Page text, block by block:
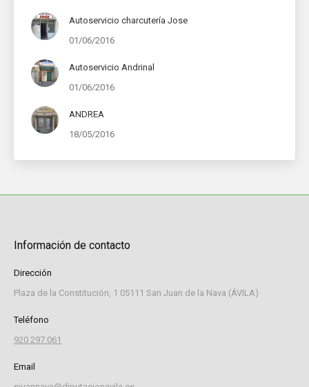
Autoservicio charcutería Jose
01/06/2016
Autoservicio Andrinal
01/06/2016
ANDREA
18/05/2016
Información de contacto
Dirección
Plaza de la Constitución, 1 05111 San Juan de la Nava (ÁVILA)
Teléfono
920 297 061
Email